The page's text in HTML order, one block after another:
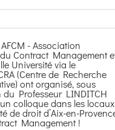
- Association
Contract Management
Université via le
(Centre de Recherche
ont organisé, sous
du Professeur LINDITCH
un colloque dans les locaux
de droit d’Aix-en-
Management !